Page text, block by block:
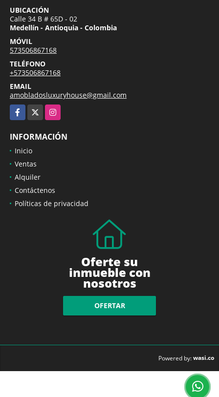
UBICACIÓN
Calle 34 B # 65D - 02
Medellín - Antioquia - Colombia
MÓVIL
573506867168
TELÉFONO
+573506867168
EMAIL
amobladosluxuryhouse@gmail.com
Facebook
Instagram
INFORMACIÓN
Inicio
Ventas
Alquiler
Contáctenos
Políticas de privacidad
Oferte su
inmueble con
nosotros
OFERTAR
Powered by:wasi.co